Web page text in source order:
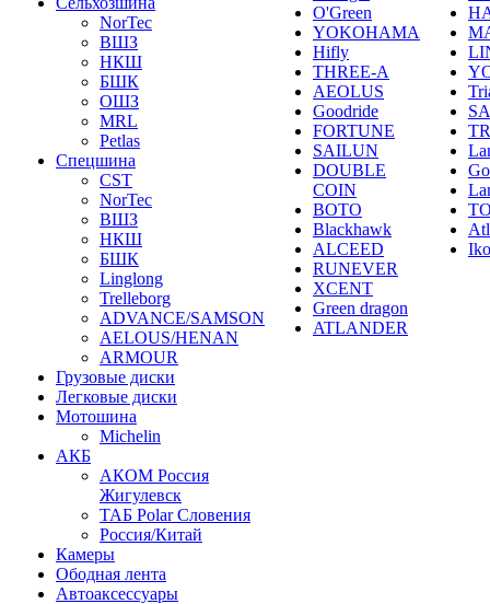
NorTec
ВШЗ
НКШ
БШК
ОШЗ
MRL
Petlas
Спецшина
CST
NorTec
ВШЗ
НКШ
БШК
Linglong
Trelleborg
ADVANCE/SAMSON
AELOUS/HENAN
ARMOUR
Грузовые диски
Легковые диски
Мотошина
Michelin
АКБ
АКОМ Россия
Жигулевск
ТАБ Polar Словения
Россия/Китай
Камеры
Ободная лента
Автоаксессуары
O'Green
YOKOHAMA
Hifly
THREE-A
AEOLUS
Goodride
FORTUNE
SAILUN
DOUBLE
COIN
BOTO
Blackhawk
ALCEED
RUNEVER
XCENT
Green dragon
ATLANDER